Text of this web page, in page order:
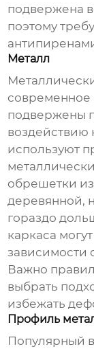
подвержена
поэтому
Металл
подвержены
воздействию
используют
обрешетки
деревянной,
гораздо
каркаса
зависимости
Важно
выбрать
избежать
Профиль
Популярный